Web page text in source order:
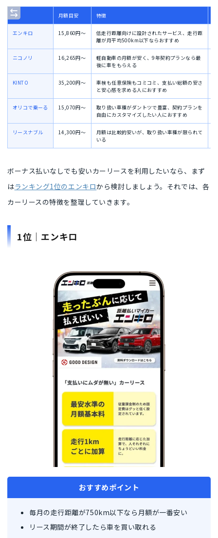
月額目安 特徴
エンキロ 15,860円〜
低走行距離向けに設計されたサービス、走行距
離が月平均500km以下ならおすすめ
ニコノリ 16,265円〜
軽自動車の月額が安く、9年契約プランなら最
後に車をもらえる
KINTO 35,200円〜
車検も任意保険もコミコミ、支払い総額の安さ
と安心感を求める人におすすめ
オリコで乗ーる 15,070円〜
取り扱い車種がダントツで豊富、契約プランを
自由にカスタマイズしたい人におすすめ
リースナブル 14,300円〜
月額は比較的安いが、取り扱い車種が限られて
いる
ボーナス払いなしでも安いカーリースを利用したいなら、まず
はランキング1位のエンキロから検討しましょう。それでは、各
カーリースの特徴を整理していきます。
1位｜エンキロ
おすすめポイント
毎月の走行距離が750km以下なら月額が一番安い
リース期間が終了したら車を買い取れる